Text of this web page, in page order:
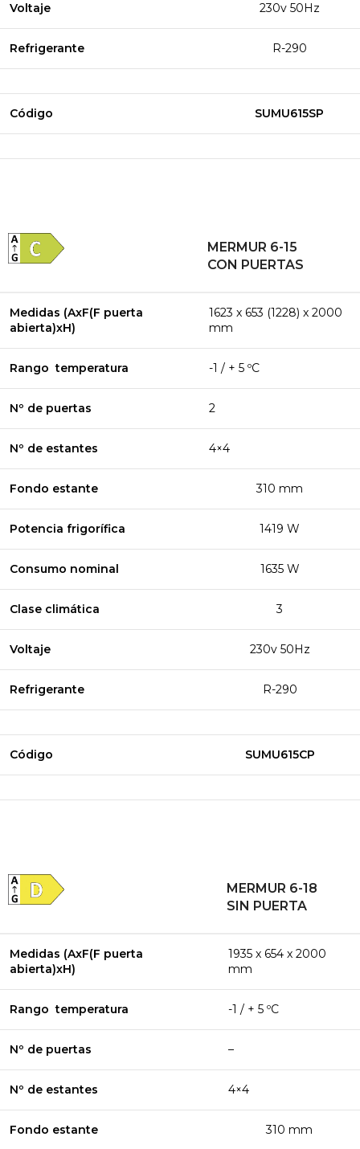
Voltaje 230v 50Hz
Refrigerante R-290
Código SUMU615SP
MERMUR 6-15
CON PUERTAS
Medidas (AxF(F puerta
abierta)xH)
1623 x 653 (1228) x 2000
mm
Rango temperatura -1 / + 5 ºC
Nº de puertas 2
Nº de estantes 4×4
Fondo estante 310 mm
Potencia frigorífica 1419 W
Consumo nominal 1635 W
Clase climática 3
Voltaje 230v 50Hz
Refrigerante R-290
Código SUMU615CP
MERMUR 6-18
SIN PUERTA
Medidas (AxF(F puerta
abierta)xH)
1935 x 654 x 2000
mm
Rango temperatura -1 / + 5 ºC
Nº de puertas –
Nº de estantes 4×4
Fondo estante 310 mm